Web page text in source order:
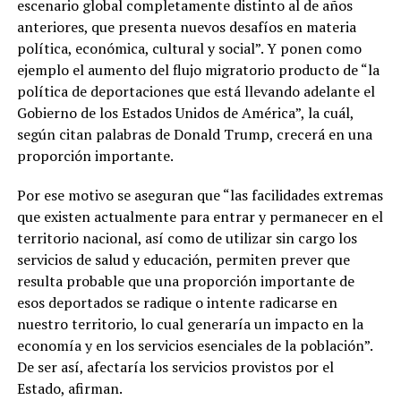
escenario global completamente distinto al de años
anteriores, que presenta nuevos desafíos en materia
política, económica, cultural y social”. Y ponen como
ejemplo el aumento del flujo migratorio producto de “la
política de deportaciones que está llevando adelante el
Gobierno de los Estados Unidos de América”, la cuál,
según citan palabras de Donald Trump, crecerá en una
proporción importante.
Por ese motivo se aseguran que “las facilidades extremas
que existen actualmente para entrar y permanecer en el
territorio nacional, así como de utilizar sin cargo los
servicios de salud y educación, permiten prever que
resulta probable que una proporción importante de
esos deportados se radique o intente radicarse en
nuestro territorio, lo cual generaría un impacto en la
economía y en los servicios esenciales de la población”.
De ser así, afectaría los servicios provistos por el
Estado, afirman.